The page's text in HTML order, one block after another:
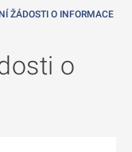
ŽÁDOSTI O INFORMACE
o